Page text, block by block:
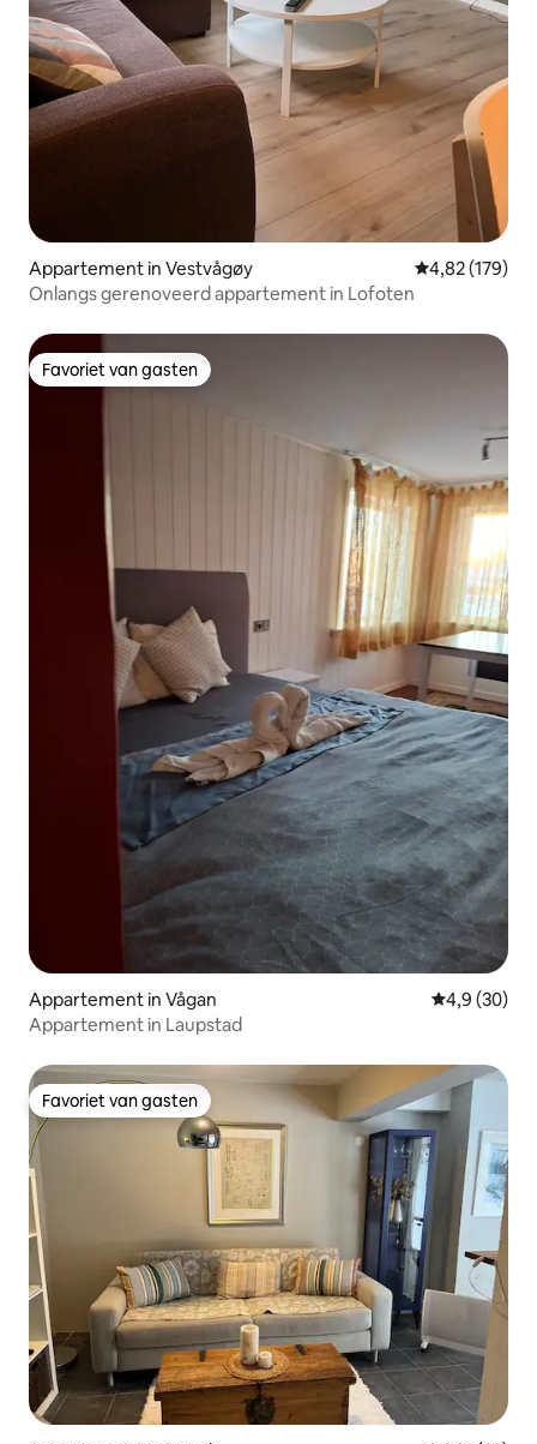
Appartement in Vestvågøy Gemiddelde
4,82 (179)
Onlangs gerenoveerd appartement in Lofoten
Favoriet van gasten
Favoriet van gasten
Appartement in Vågan Gemiddelde
4,9 (30)
Appartement in Laupstad
Favoriet van gasten
Favoriet van gasten